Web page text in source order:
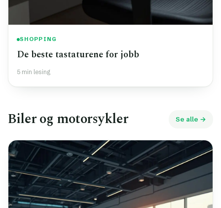
SHOPPING
De beste tastaturene for jobb
5 min lesing
Biler og motorsykler Se alle →